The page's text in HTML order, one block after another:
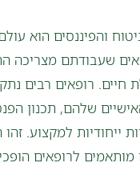
והפיננסים הוא
שעבודתם מצריכה
חיים. רופאים רבים
שלהם, תכנון
ייחודיות למקצוע.
מותאמים לרופאים